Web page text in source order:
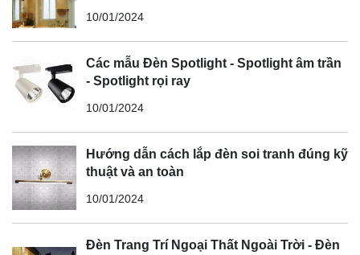
10/01/2024
Các mẫu Đèn Spotlight - Spotlight âm trần
- Spotlight rọi ray
10/01/2024
Hướng dẫn cách lắp đèn soi tranh đúng kỹ
thuật và an toàn
10/01/2024
Đèn Trang Trí Ngoại Thất Ngoài Trời - Đèn